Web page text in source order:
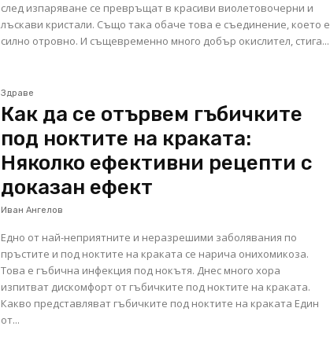
след изпаряване се превръщат в красиви виолетовочерни и
лъскави кристали. Също така обаче това е съединение, което е
силно отровно. И същевременно много добър окислител, стига...
Здраве
Как да се отървем гъбичките
под ноктите на краката:
Няколко ефективни рецепти с
доказан ефект
Иван Ангелов
Едно от най-неприятните и неразрешими заболявания по
пръстите и под ноктите на краката се нарича онихомикоза.
Това е гъбична инфекция под нокътя. Днес много хора
изпитват дискомфорт от гъбичките под ноктите на краката.
Какво представляват гъбичките под ноктите на краката Един
от...